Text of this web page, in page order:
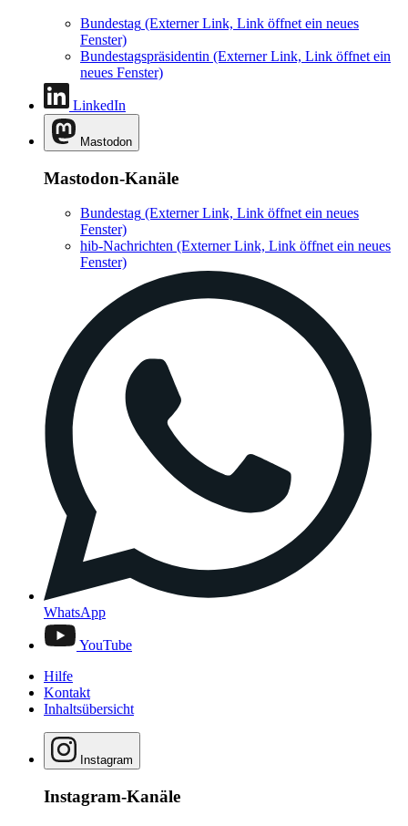
Bundestag (Externer Link, Link öffnet ein neues
Fenster)
Bundestagspräsidentin (Externer Link, Link öffnet ein
neues Fenster)
LinkedIn
Mastodon
Mastodon-Kanäle
Bundestag (Externer Link, Link öffnet ein neues
Fenster)
hib-Nachrichten (Externer Link, Link öffnet ein neues
Fenster)
WhatsApp
YouTube
Hilfe
Kontakt
Inhaltsübersicht
Instagram
Instagram-Kanäle